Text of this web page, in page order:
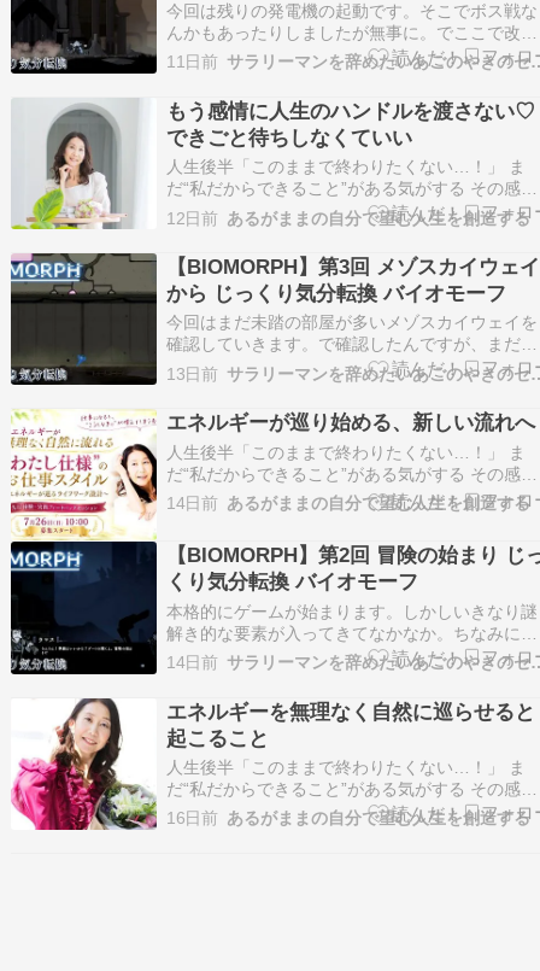
今回は残りの発電機の起動です。そこでボス戦な
んかもあったりしましたが無事に。でここで改め
て強化も。街に戻りやすいので基本的に終わり際
に強化して次に挑めるようにしたほうがいい感じ
ですね。【ロケーション】時の砂丘ブライトムー
ア【クエスト】脱走したスカルガト有限実行（完
了）ハンターの卵…
11日前 サラリーマンを辞めたいあ
もう感情に人生のハンドルを渡さない♡
できごと待ちしなくていい
人生後半「このままで終わりたくない…！」 ま
だ“私だからできること”がある気がする その感覚
は魂からのサイン 足りない何かを埋めようとし
も答えを探しに行っても どこか満たされなかっ
のは “魂が望む生き方”をまだ生きれてないから
う無理に頑張らなくていい“あなただけの答え”…
12日前 あるがままの自分で望む人生を創造する
【BIOMORPH】第3回 メゾスカイウェイ
から じっくり気分転換 バイオモーフ
今回はまだ未踏の部屋が多いメゾスカイウェイを
確認していきます。で確認したんですが、まだま
だいけないところが多い。どうもあとから行かな
いといけないってのが結構ありそうです。【ロケ
ーション】ブライトムーアメゾスカイウェイ【ク
エスト】脱走したスカルガト有限実行修理士の迎
え入れハンターの…
13日前 サラリーマンを辞めたいあ
エネルギーが巡り始める、新しい流れへ
人生後半「このままで終わりたくない…！」 ま
だ“私だからできること”がある気がする その感覚
は魂からのサイン 足りない何かを埋めようとし
も答えを探しに行っても どこか満たされなかっ
う無理に頑張らなくていい“あなただけの答え”…
14日前 あるがままの自分で望む人生を創造する
【BIOMORPH】第2回 冒険の始まり じ
くり気分転換 バイオモーフ
本格的にゲームが始まります。しかしいきなり謎
解き的な要素が入ってきてなかなか。ちなみに今
回からデモの範囲を少しずつ超えていきます。
【ロケーション】ブライトムーアメゾスカイウェ
イ時の砂丘【クエスト】モンスターはどこだ脱走
したスカルガト有限実行修理士の迎え入れ【チッ
プ】エクセキューシ…
14日前 サラリーマンを辞めたいあ
エネルギーを無理なく自然に巡らせると
起こること
人生後半「このままで終わりたくない…！」 ま
だ“私だからできること”がある気がする その感覚
は魂からのサイン 足りない何かを埋めようとし
も答えを探しに行っても どこか満たされなかっ
16日前 あるがままの自分で望む人生を創造する